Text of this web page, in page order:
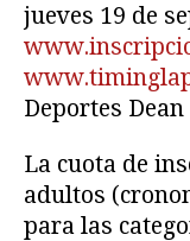
jueves 19 de
Deportes
La cuota de
adultos
para las